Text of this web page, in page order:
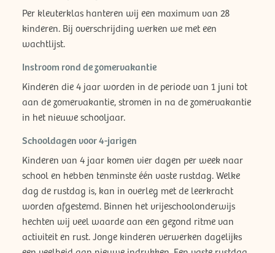
Per kleuterklas hanteren wij een maximum van 28
kinderen. Bij overschrijding werken we met een
wachtlijst.
Instroom rond de zomervakantie
Kinderen die 4 jaar worden in de periode van 1 juni tot
aan de zomervakantie, stromen in na de zomervakantie
in het nieuwe schooljaar.
Schooldagen voor 4-jarigen
Kinderen van 4 jaar komen vier dagen per week naar
school en hebben tenminste één vaste rustdag. Welke
dag de rustdag is, kan in overleg met de leerkracht
worden afgestemd. Binnen het vrijeschoolonderwijs
hechten wij veel waarde aan een gezond ritme van
activiteit en rust. Jonge kinderen verwerken dagelijks